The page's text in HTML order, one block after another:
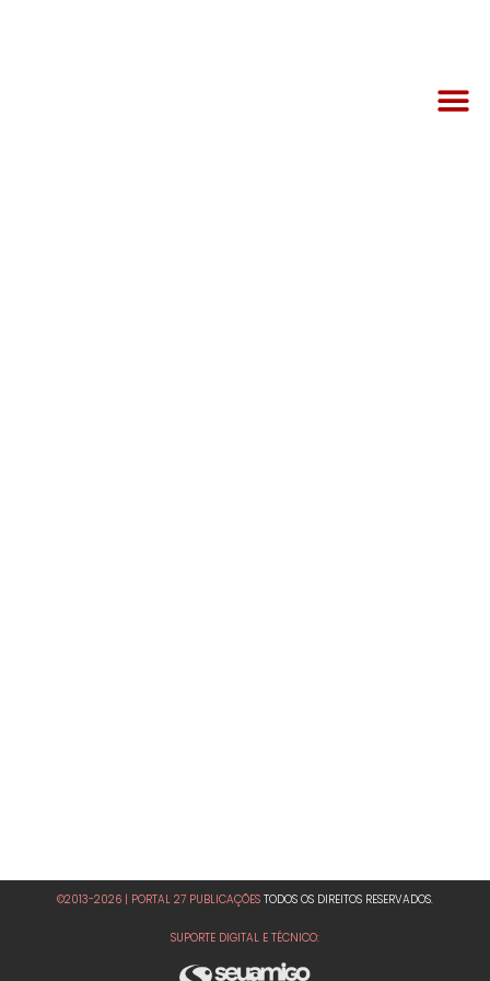
©2013-2026 | PORTAL 27 PUBLICAÇÕES TODOS OS DIREITOS RESERVADOS.
SUPORTE DIGITAL E TÉCNICO: